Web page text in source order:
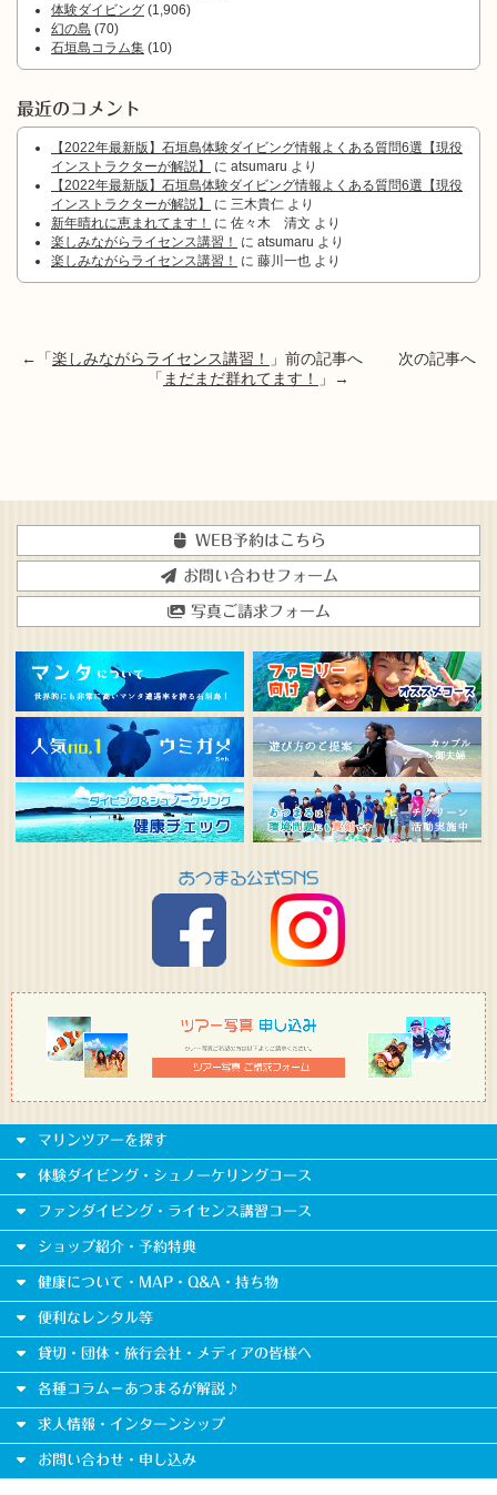
体験ダイビング (1,906)
幻の島 (70)
石垣島コラム集 (10)
最近のコメント
【2022年最新版】石垣島体験ダイビング情報よくある質問6選【現役
インストラクターが解説】
に atsumaru より
【2022年最新版】石垣島体験ダイビング情報よくある質問6選【現役
インストラクターが解説】
に 三木貴仁 より
新年晴れに恵まれてます！
に 佐々木 清文 より
楽しみながらライセンス講習！
に atsumaru より
楽しみながらライセンス講習！
に 藤川一也 より
←「楽しみながらライセンス講習！
」前の記事へ 次の記事へ
「 まだまだ群れてます！ 」→
WEB予約はこちら
お問い合わせフォーム
写真ご請求フォーム
マリンツアーを探す
体験ダイビング・シュノーケリングコース
ファンダイビング・ライセンス講習コース
ショップ紹介・予約特典
健康について・MAP・Q&A・持ち物
便利なレンタル等
貸切・団体・旅行会社・メディアの皆様へ
各種コラム－あつまるが解説♪
求人情報・インターンシップ
お問い合わせ・申し込み